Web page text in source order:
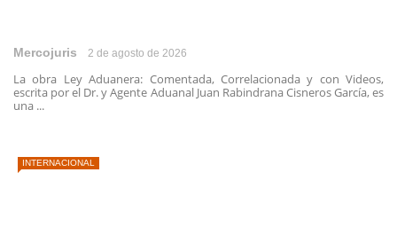
Mercojuris 2 de agosto de 2026
La obra Ley Aduanera: Comentada, Correlacionada y con Videos,
escrita por el Dr. y Agente Aduanal Juan Rabindrana Cisneros García, es
una ...
INTERNACIONAL